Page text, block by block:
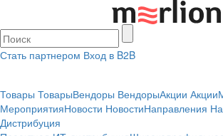
Стать партнером Вход в B2B
Товары ТоварыВендоры ВендорыАкции Акции
МероприятияНовости НовостиНаправления
Дистрибуция